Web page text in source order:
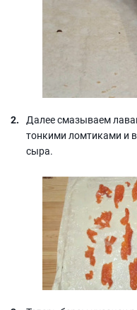
Далее смазываем
тонкими ломтиками и
сыра.